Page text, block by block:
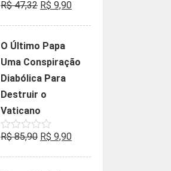
Avaliação
de
R$47,32 O
era:
R$ 47,32.
R$ 9,90O
R$ 9,90.
O Último Papa
Uma Conspiração
Diabólica Para
Destruir o
Vaticano
Avaliação
de
R$85,90 O
R$ 9,90O